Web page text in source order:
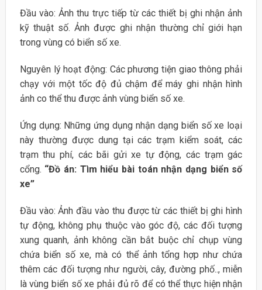
Đầu vào: Ảnh thu trực tiếp từ các thiết bị ghi nhận ảnh
kỹ thuật số. Ảnh được ghi nhận thường chỉ giới hạn
trong vùng có biển số xe.
Nguyên lý hoạt động: Các phương tiện giao thông phải
chạy với một tốc độ đủ chậm để máy ghi nhận hình
ảnh co thể thu được ảnh vùng biển số xe.
Ứng dụng: Những ứng dụng nhận dạng biển số xe loại
này thường được dung tại các trạm kiểm soát, các
trạm thu phí, các bãi gửi xe tự động, các trạm gác
cổng. “Đồ án: Tìm hiểu bài toán nhận dạng biển số
xe”
Đầu vào: Ảnh đầu vào thu được từ các thiết bị ghi hình
tự động, không phụ thuộc vào góc độ, các đối tượng
xung quanh, ảnh không cần bắt buộc chỉ chụp vùng
chứa biển số xe, mà có thể ảnh tổng hợp như chứa
thêm các đối tượng như người, cây, đường phố.., miễn
là vùng biển số xe phải đủ rõ để có thể thực hiện nhận